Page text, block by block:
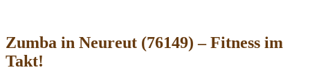
Zumba in Neureut (76149) – Fitness im
Takt!